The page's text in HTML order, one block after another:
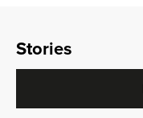
Stories